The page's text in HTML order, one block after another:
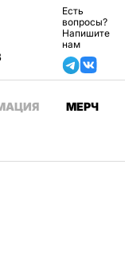
Есть
вопросы?
Напишите
нам
МЕРЧ